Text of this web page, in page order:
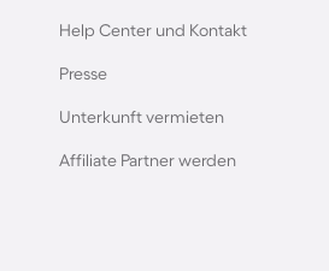
mit Hund auf
Help Center und Kontakt
Presse
Unterkunft vermieten
Affiliate Partner werden